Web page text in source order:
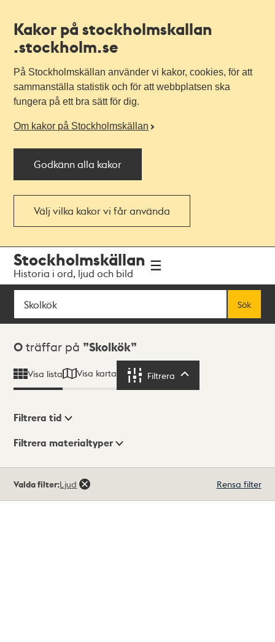
Kakor på stockholmskallan
.stockholm.se
På Stockholmskällan använder vi kakor, cookies, för att
sammanställa statistik och för att webbplatsen ska
fungera på ett bra sätt för dig.
Om kakor på Stockholmskällan
Godkänn alla kakor
Välj vilka kakor vi får använda
navigationen
huvudinnehållet
Stockholmskällan
Historia i ord, ljud och bild
Sök
Sök
Sökresultat
0 träffar på Skolkök
Visa lista Visa karta Filtrera
Visningsläge
Filtrera tid
Filtrera materialtyper
träffar
Valda filter:Ljud Rensa filter